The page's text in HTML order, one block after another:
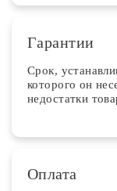
Гарантии
Срок,
которого он
недостатки
Оплата